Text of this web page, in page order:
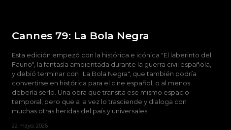
Cannes 79: La Bola Negra
Esta edición empezó con la histórica e icónica "El laberinto del
Fauno", la fantasía ambientada durante la guerra civil española,
y debió terminar con "La Bola Negra", que también podría
convertirse en histórica para el cine español, o al menos
debería serlo. Una obra que transita ese mismo espacio
temporal, pero que a la vez lo trasciende y dialoga con
muchas otras heridas del país y universales.
22 mayo, 2026